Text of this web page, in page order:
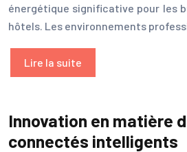
énergétique significative pour les
hôtels. Les environnements
Lire la suite
Innovation en matière
connectés intelligents